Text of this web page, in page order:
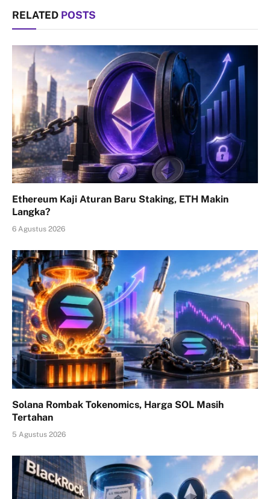
RELATED POSTS
Ethereum Kaji Aturan Baru Staking, ETH Makin
Langka?
6 Agustus 2026
Solana Rombak Tokenomics, Harga SOL Masih
Tertahan
5 Agustus 2026